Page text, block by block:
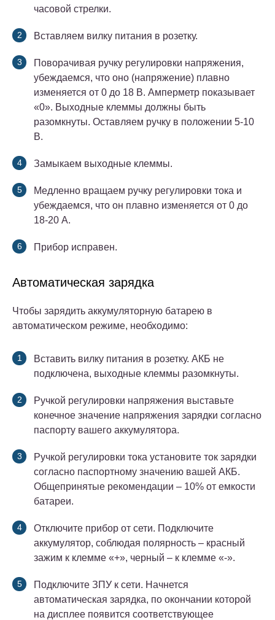
часовой стрелки.
Вставляем вилку питания в розетку.
Поворачивая ручку регулировки напряжения,
убеждаемся, что оно (напряжение) плавно
изменяется от 0 до 18 В. Амперметр показывает
«0». Выходные клеммы должны быть
разомкнуты. Оставляем ручку в положении 5-10
В.
Замыкаем выходные клеммы.
Медленно вращаем ручку регулировки тока и
убеждаемся, что он плавно изменяется от 0 до
18-20 А.
Прибор исправен.
Автоматическая зарядка
Чтобы зарядить аккумуляторную батарею в
автоматическом режиме, необходимо:
Вставить вилку питания в розетку. АКБ не
подключена, выходные клеммы разомкнуты.
Ручкой регулировки напряжения выставьте
конечное значение напряжения зарядки согласно
паспорту вашего аккумулятора.
Ручкой регулировки тока установите ток зарядки
согласно паспортному значению вашей АКБ.
Общепринятые рекомендации – 10% от емкости
батареи.
Отключите прибор от сети. Подключите
аккумулятор, соблюдая полярность – красный
зажим к клемме «+», черный – к клемме «-».
Подключите ЗПУ к сети. Начнется
автоматическая зарядка, по окончании которой
на дисплее появится соответствующее